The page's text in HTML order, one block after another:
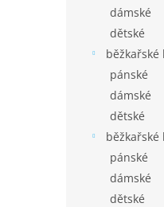
dámské
dětské
běžkařské
pánské
dámské
dětské
pánské
dámské
dětské